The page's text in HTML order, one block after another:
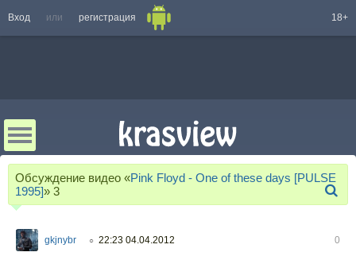
Вход или регистрация 18+
Обсуждение видео «Pink Floyd - One of these days [PULSE
1995]» 3
gkjnybr ○ 22:23 04.04.2012
0